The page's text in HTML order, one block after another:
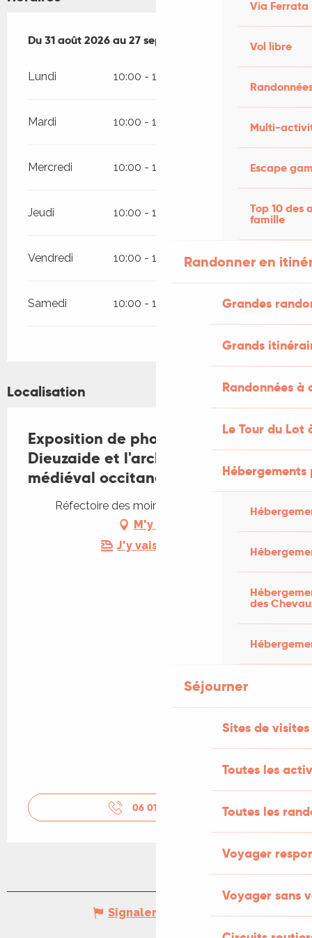
Via Ferrata
Vol libre
Multi-
Escape
Top 10 des
famille
Randonner en
Grandes
Grands
Randonnées
Le Tour du Lot
des
Séjourner
Sites de visites
Toutes les
Toutes les
Voyager
Voyager sans
Du31 août 2026au27 septembre 2026
Du31 août 2026au27 septembre 2026
Lundi 10:00 - 12:00
Mardi 10:00 - 12:00 14:00 - 17:00
Mercredi 10:00 - 12:00 14:00 - 17:00
Jeudi 10:00 - 12:00 14:00 - 17:00
Vendredi 10:00 - 12:00 14:00 - 17:00
Samedi 10:00 - 12:00 14:00 - 17:00
Localisation
Exposition de photographies -
Dieuzaide et l'architecture
médiéval occitane
Réfectoire des moines, 46110 Carennac
M'y rendre
J'y vais en train !
06 01 63 08
Signaler une erreur